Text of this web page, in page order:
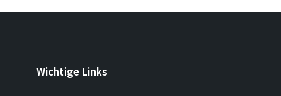
Wichtige Links